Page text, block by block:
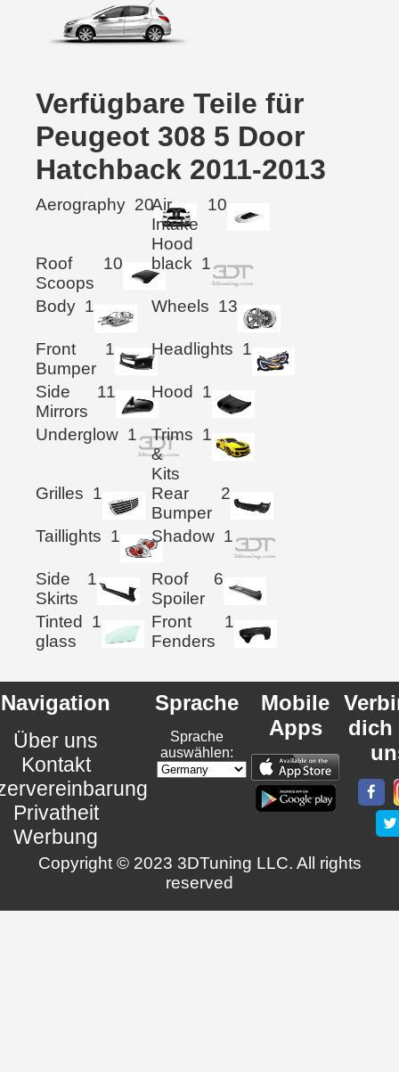
Verfügbare Teile für
Peugeot 308 5 Door
Hatchback 2011-2013
Aerography 20Air
Intake
Hood
10
Roof
Scoops
10 black 1
Body 1 Wheels 13
Front
Bumper
1 Headlights 1
Side
Mirrors
11 Hood 1
Underglow 1
Trims
&
Kits
1
Grilles 1
Rear
Bumper
2
Taillights 1 Shadow 1
Side
Skirts
1
Roof
Spoiler
6
Tinted
glass
1
Front
Fenders
1
Navigation
Über uns
Kontakt
Privatheit
Werbung
Sprache
Sprache
auswählen:
Mobile
Apps
dich
Copyright © 2023 3DTuning LLC. All rights
reserved